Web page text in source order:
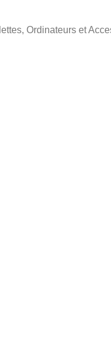
Ordinateurs et